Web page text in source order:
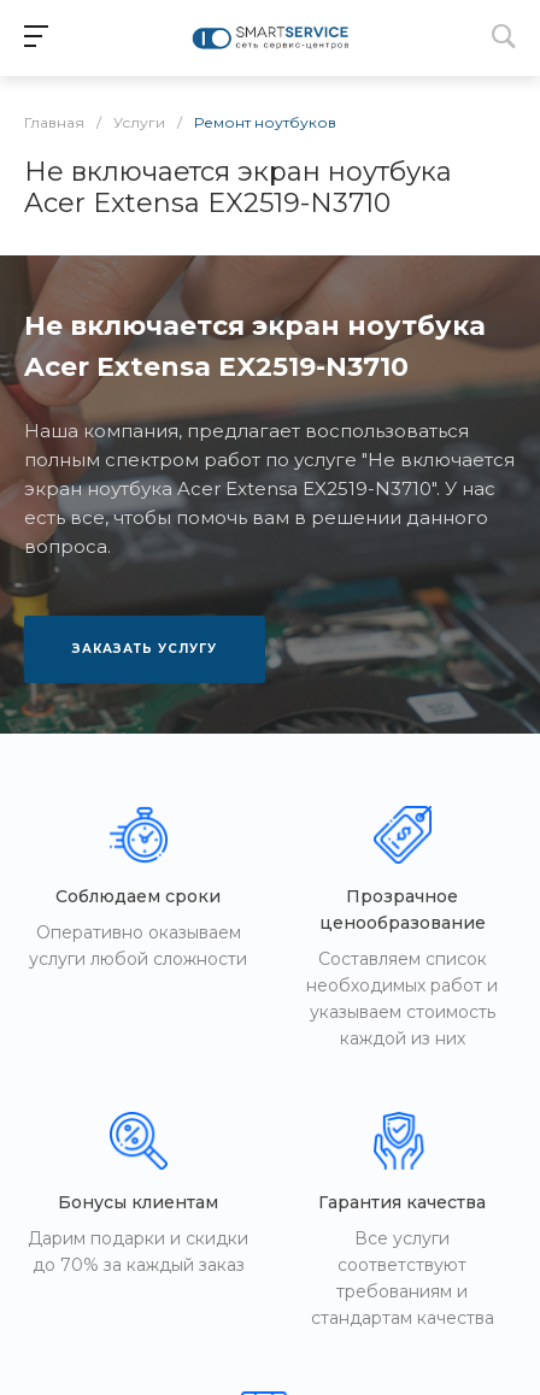
Главная / Услуги / Ремонт ноутбуков
Не включается экран ноутбука
Acer Extensa EX2519-N3710
Не включается экран ноутбука
Acer Extensa EX2519-N3710
Наша компания, предлагает воспользоваться
полным спектром работ по услуге "Не включается
экран ноутбука Acer Extensa EX2519-N3710". У нас
есть все, чтобы помочь вам в решении данного
вопроса.
ЗАКАЗАТЬ УСЛУГУ
Соблюдаем сроки
Оперативно оказываем
услуги любой сложности
Прозрачное
ценообразование
Составляем список
необходимых работ и
указываем стоимость
каждой из них
Бонусы клиентам
Дарим подарки и скидки
до 70% за каждый заказ
Гарантия качества
Все услуги
соответствуют
требованиям и
стандартам качества